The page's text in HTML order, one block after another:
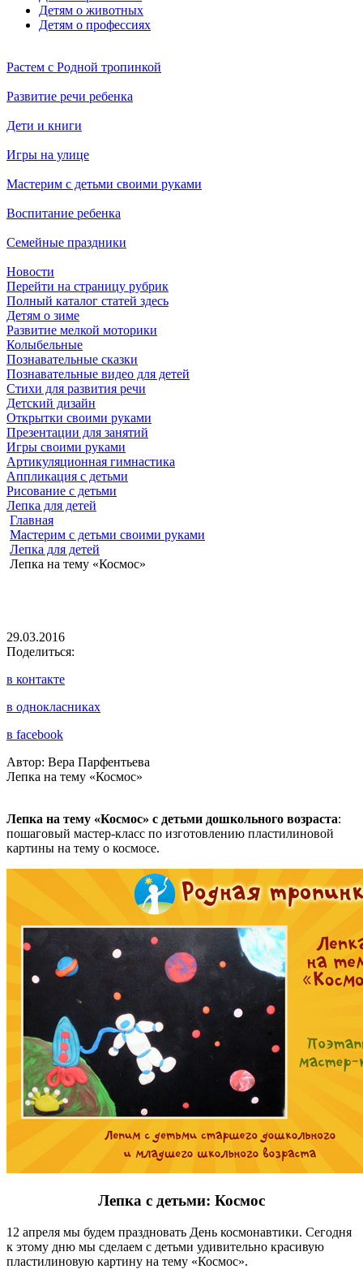
Детям о животных
Детям о профессиях
Растем с Родной тропинкой
Развитие речи ребенка
Дети и книги
Игры на улице
Мастерим с детьми своими руками
Воспитание ребенка
Семейные праздники
Новости
Перейти на страницу рубрик
Полный каталог статей здесь
Детям о зиме
Развитие мелкой моторики
Колыбельные
Познавательные сказки
Познавательные видео для детей
Стихи для развития речи
Детский дизайн
Открытки своими руками
Презентации для занятий
Игры своими руками
Артикуляционная гимнастика
Аппликация с детьми
Рисование с детьми
Лепка для детей
Главная
Мастерим с детьми своими руками
Лепка для детей
Лепка на тему «Космос»
29.03.2016
Поделиться:
в контакте
в однокласниках
в facebook
Автор: Вера Парфентьева
Лепка на тему «Космос»
Лепка на тему «Космос» с детьми дошкольного возраста:
пошаговый мастер-класс по изготовлению пластилиновой
картины на тему о космосе.
Лепка с детьми: Космос
12 апреля мы будем праздновать День космонавтики. Сегодня
к этому дню мы сделаем с детьми удивительно красивую
пластилиновую картину на тему «Космос».